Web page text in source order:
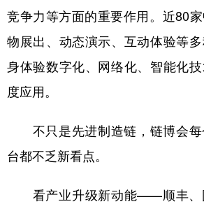
竞争力等方面的重要作用。近80
物展出、动态演示、互动体验等
身体验数字化、网络化、智能化
度应用。
不只是先进制造链，链博会每
台都不乏新看点。
看产业升级新动能——顺丰、